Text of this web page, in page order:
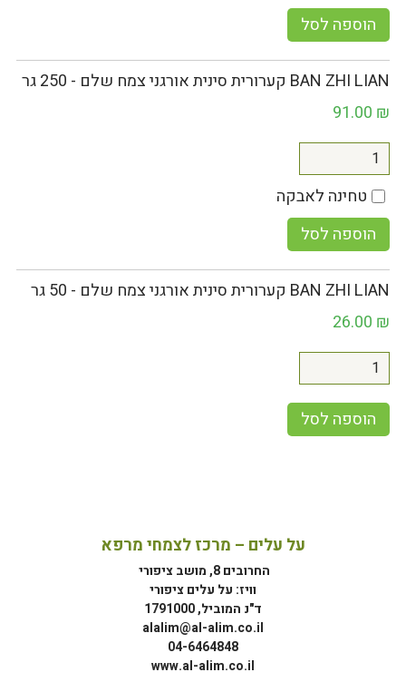
הוספה לסל
BAN ZHI LIAN קערורית סינית אורגני צמח שלם - 250 גר
91.00 ₪
טחינה לאבקה
הוספה לסל
BAN ZHI LIAN קערורית סינית אורגני צמח שלם - 50 גר
26.00 ₪
הוספה לסל
על עלים – מרכז לצמחי מרפא
החרובים 8, מושב ציפורי
וויז: על עלים ציפורי
ד"נ המוביל, 1791000
alalim@al-alim.co.il
04-6464848
www.al-alim.co.il